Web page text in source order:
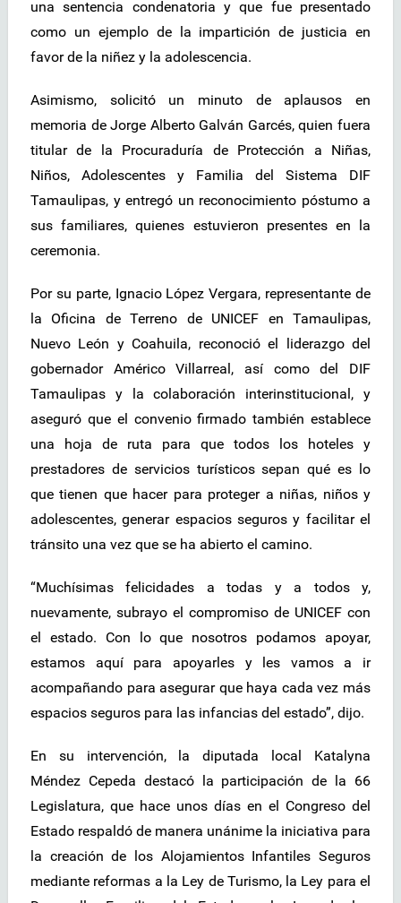
una sentencia condenatoria y que fue presentado
como un ejemplo de la impartición de justicia en
favor de la niñez y la adolescencia.
Asimismo, solicitó un minuto de aplausos en
memoria de Jorge Alberto Galván Garcés, quien fuera
titular de la Procuraduría de Protección a Niñas,
Niños, Adolescentes y Familia del Sistema DIF
Tamaulipas, y entregó un reconocimiento póstumo a
sus familiares, quienes estuvieron presentes en la
ceremonia.
Por su parte, Ignacio López Vergara, representante de
la Oficina de Terreno de UNICEF en Tamaulipas,
Nuevo León y Coahuila, reconoció el liderazgo del
gobernador Américo Villarreal, así como del DIF
Tamaulipas y la colaboración interinstitucional, y
aseguró que el convenio firmado también establece
una hoja de ruta para que todos los hoteles y
prestadores de servicios turísticos sepan qué es lo
que tienen que hacer para proteger a niñas, niños y
adolescentes, generar espacios seguros y facilitar el
tránsito una vez que se ha abierto el camino.
“Muchísimas felicidades a todas y a todos y,
nuevamente, subrayo el compromiso de UNICEF con
el estado. Con lo que nosotros podamos apoyar,
estamos aquí para apoyarles y les vamos a ir
acompañando para asegurar que haya cada vez más
espacios seguros para las infancias del estado”, dijo.
En su intervención, la diputada local Katalyna
Méndez Cepeda destacó la participación de la 66
Legislatura, que hace unos días en el Congreso del
Estado respaldó de manera unánime la iniciativa para
la creación de los Alojamientos Infantiles Seguros
mediante reformas a la Ley de Turismo, la Ley para el